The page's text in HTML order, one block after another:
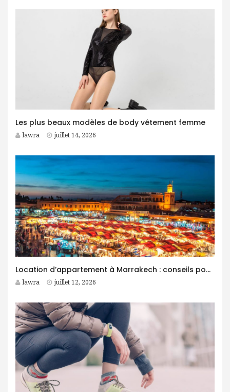
Les plus beaux modèles de body vêtement femme
lawra juillet 14, 2026
Location d’appartement à Marrakech : conseils pour trouver le logement idéal
lawra juillet 12, 2026